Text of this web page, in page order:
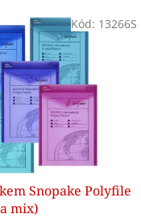
Snopake Polyfile
mix)
Kód: 13266S